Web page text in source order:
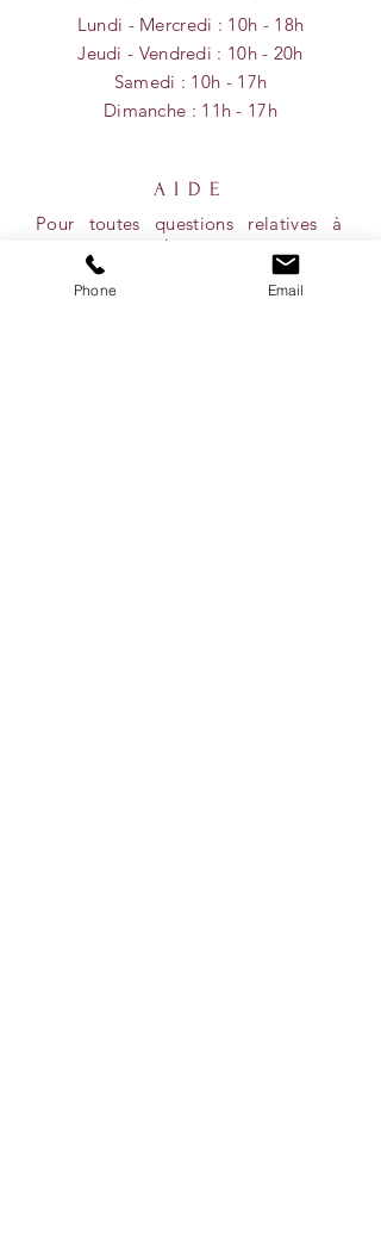
Lundi - Mercredi : 10h - 18h
​​Jeudi - Vendredi : 10h - 20h
​Samedi : 10h - 17h
Dimanche : 11h - 17h
AIDE
Pour toutes questions relatives à
votre commande, vous pouvez vous
référer à notre onglet ''Conditions''
ou simplement nous contacter par
Phone Email